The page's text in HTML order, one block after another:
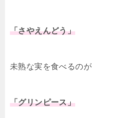
「さやえんどう」
未熟な実を食べるのが
「グリンピース」